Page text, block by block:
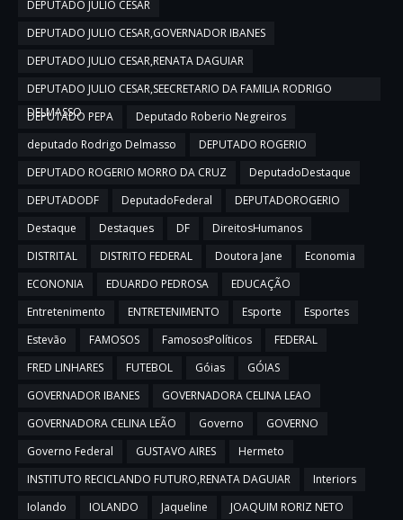
DEPUTADO JULIO CESAR
DEPUTADO JULIO CESAR,GOVERNADOR IBANES
DEPUTADO JULIO CESAR,RENATA DAGUIAR
DEPUTADO JULIO CESAR,SEECRETARIO DA FAMILIA RODRIGO
DELMASSO
DEPUTADO PEPA
Deputado Roberio Negreiros
deputado Rodrigo Delmasso
DEPUTADO ROGERIO
DEPUTADO ROGERIO MORRO DA CRUZ
DeputadoDestaque
DEPUTADODF
DeputadoFederal
DEPUTADOROGERIO
Destaque
Destaques DF
DireitosHumanos
DISTRITAL
DISTRITO FEDERAL Doutora Jane
Economia
ECONONIA
EDUARDO PEDROSA
EDUCAÇÃO
Entretenimento
ENTRETENIMENTO Esporte
Esportes
Estevão
FAMOSOS FamososPolíticos
FEDERAL
FRED LINHARES
FUTEBOL Góias
GÓIAS
GOVERNADOR IBANES
GOVERNADORA CELINA LEAO
GOVERNADORA CELINA LEÃO
Governo
GOVERNO
Governo Federal
GUSTAVO AIRES
Hermeto
INSTITUTO RECICLANDO FUTURO,RENATA DAGUIAR
Interiors
Iolando
IOLANDO Jaqueline
JOAQUIM RORIZ NETO